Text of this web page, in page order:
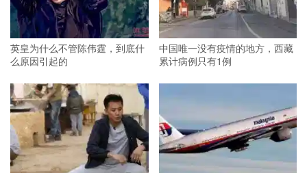
英皇为什么不管陈伟霆，到底什
么原因引起的
中国唯一没有疫情的地方，西藏
累计病例只有1例